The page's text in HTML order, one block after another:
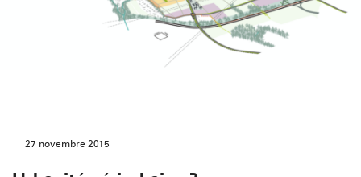
27 novembre 2015